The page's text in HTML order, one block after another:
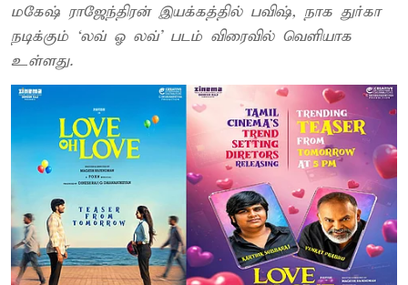
மகேஷ் ராஜேந்திரன் இயக்கத்தில் பவிஷ், நாக துர்கா
நடிக்கும் ‘லவ் ஓ லவ்’ படம் விரைவில் வெளியாக
உள்ளது.